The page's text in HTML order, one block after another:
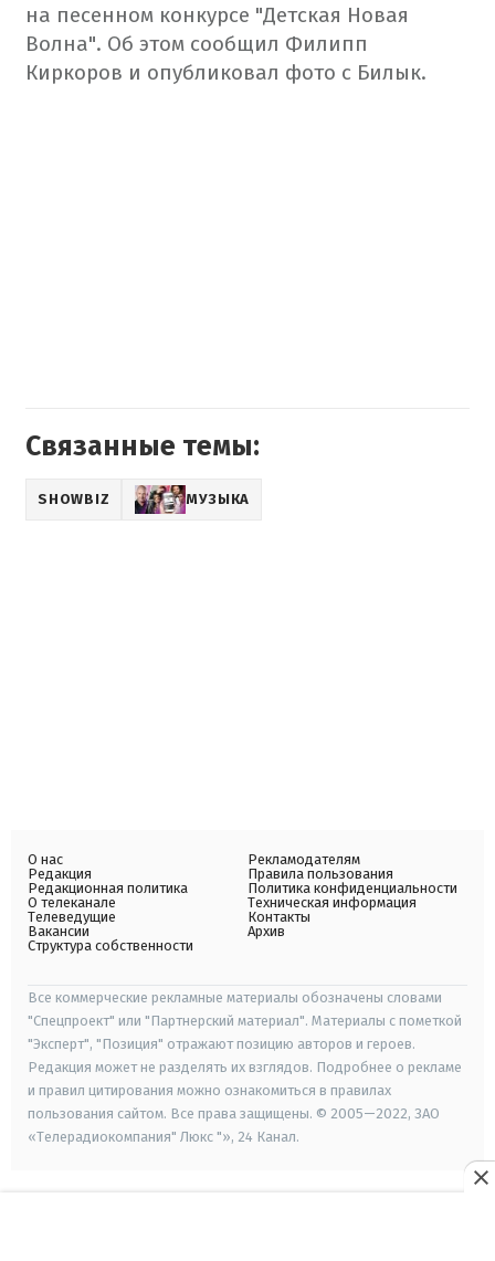
на песенном конкурсе "Детская Новая
Волна". Об этом сообщил Филипп
Киркоров и опубликовал фото с Билык.
Связанные темы:
SHOWBIZ МУЗЫКА
О нас
Редакция
Редакционная политика
О телеканале
Телеведущие
Вакансии
Структура собственности
Рекламодателям
Правила пользования
Политика конфиденциальности
Техническая информация
Контакты
Архив
Все коммерческие рекламные материалы обозначены словами
"Спецпроект" или "Партнерский материал". Материалы с пометкой
"Эксперт", "Позиция" отражают позицию авторов и героев.
Редакция может не разделять их взглядов. Подробнее о рекламе
и правил цитирования можно ознакомиться в правилах
пользования сайтом. Все права защищены. © 2005—2022, ЗАО
«Телерадиокомпания" Люкс "», 24 Канал.